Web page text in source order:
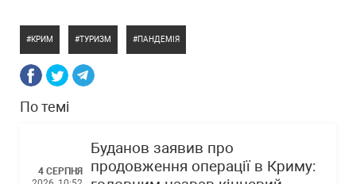
КРИМ ТУРИЗМ ПАНДЕМІЯ
По темі
4 СЕРПНЯ
Буданов заявив про
продовження операції в Криму: